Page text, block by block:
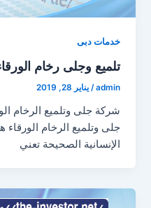
خدمات دبى
تلميع وجلى رخام الورقاء بدبى
admin
/يناير 28, 2019
جلى وتلميع الرخام
الإنسانية الصحيحة تعني